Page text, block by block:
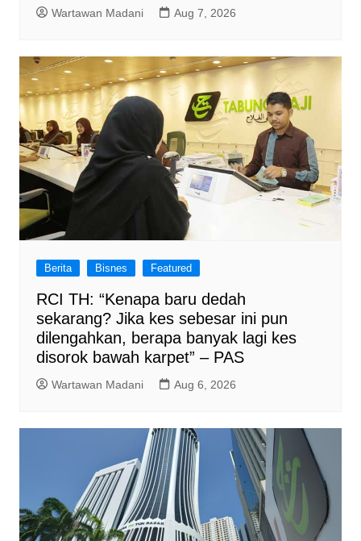
Wartawan Madani Aug 7, 2026
Berita Bisnes Featured
RCI TH: “Kenapa baru dedah
sekarang? Jika kes sebesar ini pun
dilengahkan, berapa banyak lagi kes
disorok bawah karpet” – PAS
Wartawan Madani Aug 6, 2026